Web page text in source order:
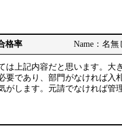
格率 Name：名
は上記内容だと思います。大
要であり、部門がなければ
がします。元請でなければ